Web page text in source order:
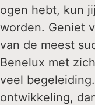
ogen hebt, kun
worden. Geniet
van de meest
Benelux met
veel
ontwikkeling,